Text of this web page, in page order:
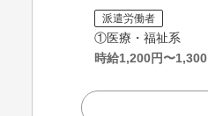
派遣労働者
①医療・福祉系
時給1,200円〜1,300